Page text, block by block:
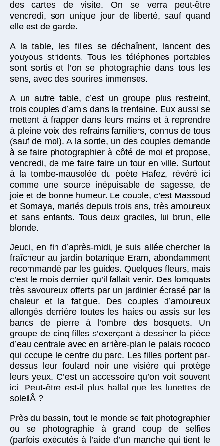
des cartes de visite. On se verra peut-être
vendredi, son unique jour de liberté, sauf quand
elle est de garde.
A la table, les filles se déchaînent, lancent des
youyous stridents. Tous les téléphones portables
sont sortis et l’on se photographie dans tous les
sens, avec des sourires immenses.
A un autre table, c’est un groupe plus restreint,
trois couples d’amis dans la trentaine. Eux aussi se
mettent à frapper dans leurs mains et à reprendre
à pleine voix des refrains familiers, connus de tous
(sauf de moi). A la sortie, un des couples demande
à se faire photographier à côté de moi et propose,
vendredi, de me faire faire un tour en ville. Surtout
à la tombe-mausolée du poète Hafez, révéré ici
comme une source inépuisable de sagesse, de
joie et de bonne humeur. Le couple, c’est Massoud
et Somaya, mariés depuis trois ans, très amoureux
et sans enfants. Tous deux graciles, lui brun, elle
blonde.
Jeudi, en fin d’après-midi, je suis allée chercher la
fraîcheur au jardin botanique Eram, abondamment
recommandé par les guides. Quelques fleurs, mais
c’est le mois dernier qu’il fallait venir. Des lomquats
très savoureux offerts par un jardinier écrasé par la
chaleur et la fatigue. Des couples d’amoureux
allongés derrière toutes les haies ou assis sur les
bancs de pierre à l’ombre des bosquets. Un
groupe de cinq filles s’exerçant à dessiner la pièce
d’eau centrale avec en arrière-plan le palais rococo
qui occupe le centre du parc. Les filles portent par-
dessus leur foulard noir une visière qui protège
leurs yeux. C’est un accessoire qu’on voit souvent
ici. Peut-être est-il plus hallal que les lunettes de
soleilÂ ?
Près du bassin, tout le monde se fait photographier
ou se photographie à grand coup de selfies
(parfois exécutés à l’aide d’un manche qui tient le